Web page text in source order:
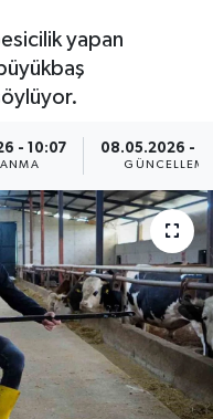
yapan
- 10:07 08.05.2026 -
GÜNCELLEME